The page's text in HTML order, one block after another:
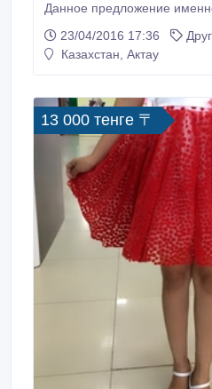
Данное предложение именно для вас!
магазина в подборе одежды
поставок, инвентаризации товаров, подготовке к
23/04/2016 17:36
Казахстан, Актау
13 000 тенге 〒